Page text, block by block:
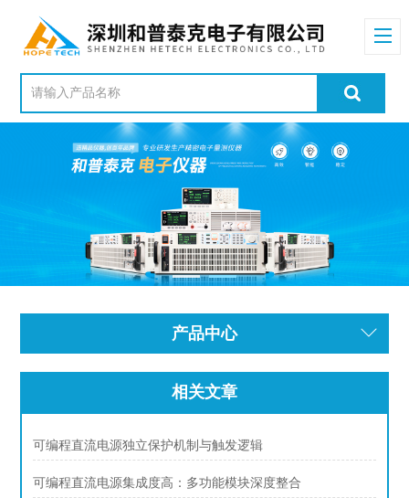
产品中心
相关文章
可编程直流电源独立保护机制与触发逻辑
可编程直流电源集成度高：多功能模块深度整合